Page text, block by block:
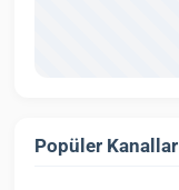
Popüler Kanallar